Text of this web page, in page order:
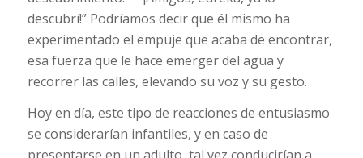
descubrí!” Podríamos decir que él mismo ha
experimentado el empuje que acaba de encontrar,
esa fuerza que le hace emerger del agua y
recorrer las calles, elevando su voz y su gesto.
Hoy en día, este tipo de reacciones de entusiasmo
se considerarían infantiles, y en caso de